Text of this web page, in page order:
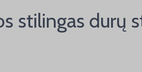
stilingas durų